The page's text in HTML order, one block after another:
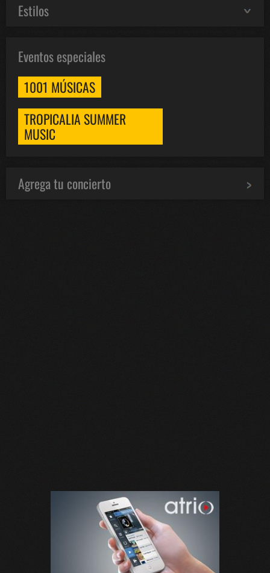
Estilos
Eventos especiales
1001 MÚSICAS
TROPICALIA SUMMER
MUSIC
Agrega tu concierto